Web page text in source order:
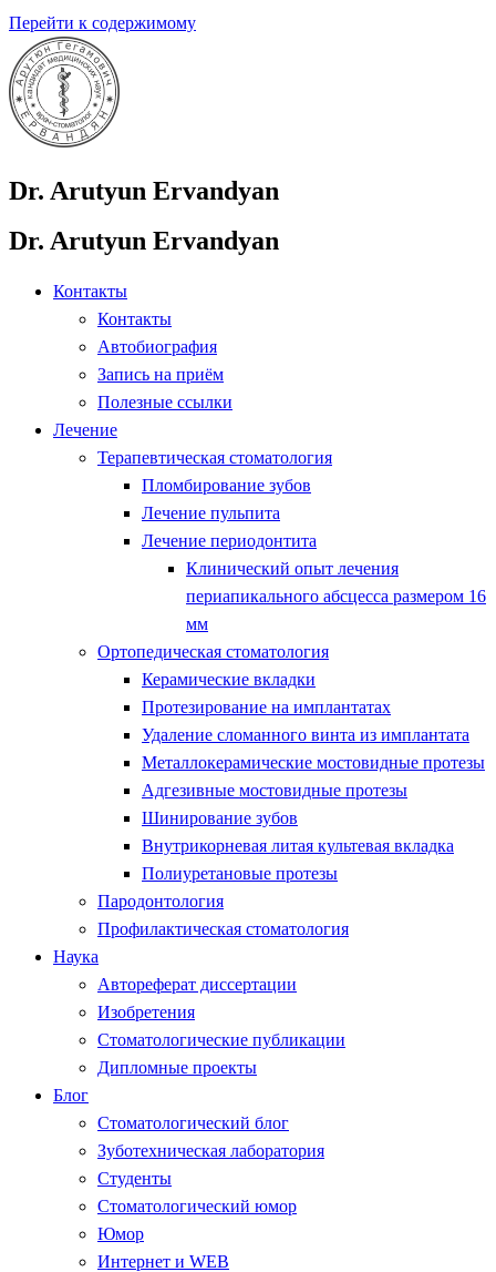
Перейти к содержимому
Dr. Arutyun Ervandyan
Dr. Arutyun Ervandyan
Контакты
Контакты
Автобиография
Запись на приём
Полезные ссылки
Лечение
Терапевтическая стоматология
Пломбирование зубов
Лечение пульпита
Лечение периодонтита
Клинический опыт лечения
периапикального абсцесса размером 16
мм
Ортопедическая стоматология
Керамические вкладки
Протезирование на имплантатах
Удаление сломанного винта из имплантата
Металлокерамические мостовидные протезы
Адгезивные мостовидные протезы
Шинирование зубов
Внутрикорневая литая культевая вкладка
Полиуретановые протезы
Пародонтология
Профилактическая стоматология
Наука
Автореферат диссертации
Изобретения
Стоматологические публикации
Дипломные проекты
Блог
Стоматологический блог
Зуботехническая лаборатория
Студенты
Стоматологический юмор
Юмор
Интернет и WEB